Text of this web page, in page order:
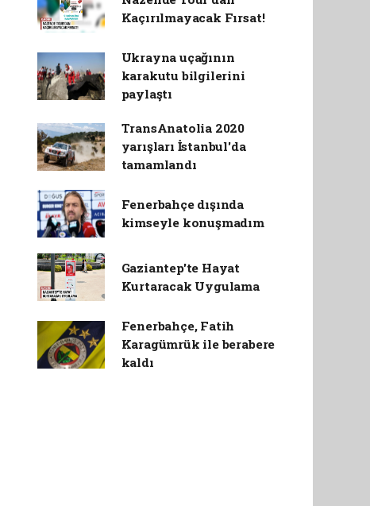
Kaçırılmayacak Fırsat!
Ukrayna uçağının
karakutu bilgilerini
paylaştı
TransAnatolia 2020
yarışları İstanbul'da
tamamlandı
Fenerbahçe dışında
kimseyle konuşmadım
Gaziantep'te Hayat
Kurtaracak Uygulama
Fenerbahçe, Fatih
Karagümrük ile berabere
kaldı